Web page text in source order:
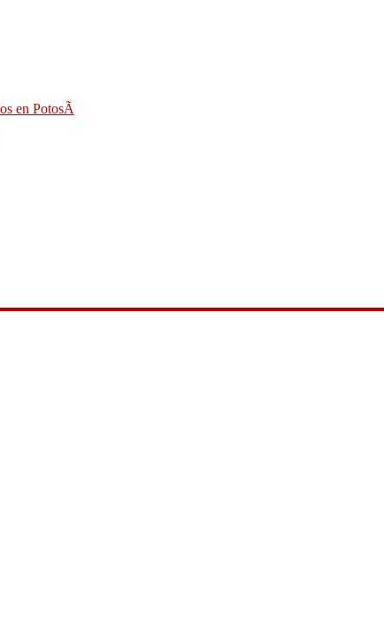
en PotosÃ­